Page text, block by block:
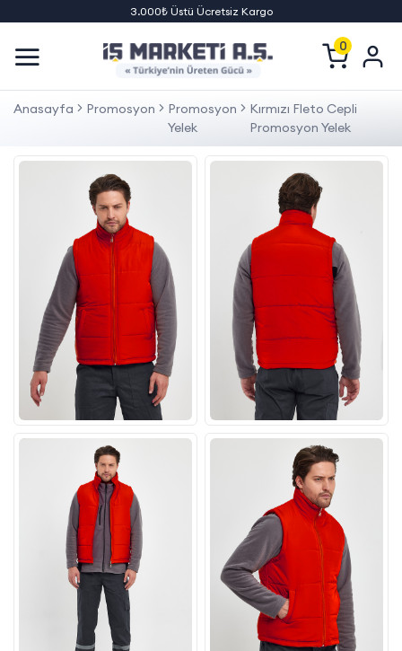
3.000₺ Üstü Ücretsiz Kargo
0
Anasayfa Promosyon
Promosyon
Yelek
Kırmızı Fleto Cepli
Promosyon Yelek